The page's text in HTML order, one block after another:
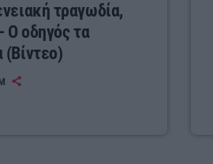
τραγωδία,
Ο οδηγός τα